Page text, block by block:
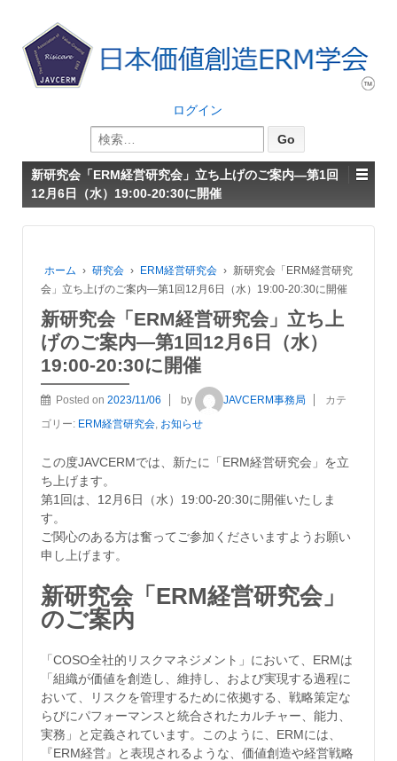
ログイン
検
索:
新研究会「ERM経営研究会」立ち上げのご案内―第1回
12月6日（水）19:00-20:30に開催
ホーム › 研究会 › ERM経営研究会 › 新研究会「ERM経営研究
会」立ち上げのご案内―第1回12月6日（水）19:00-20:30に開催
新研究会「ERM経営研究会」立ち上
げのご案内―第1回12月6日（水）
19:00-20:30に開催
Posted on 2023/11/06 by JAVCERM事務局
カテ
ゴリー: ERM経営研究会 お知らせ
この度JAVCERMでは、新たに「ERM経営研究会」を立
ち上げます。
第1回は、12月6日（水）19:00-20:30に開催いたしま
す。
ご関心のある方は奮ってご参加くださいますようお願い
申し上げます。
新研究会「ERM経営研究会」
のご案内
「COSO全社的リスクマネジメント」において、ERMは
「組織が価値を創造し、維持し、および実現する過程に
おいて、リスクを管理するために依拠する、戦略策定な
らびにパフォーマンスと統合されたカルチャー、能力、
実務」と定義されています。このように、ERMには、
『ERM経営』と表現されるような、価値創造や経営戦略